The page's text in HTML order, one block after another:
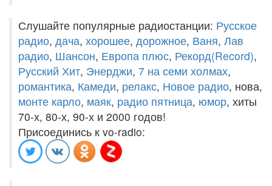
Слушайте популярные радиостанции: Русское
радио, дача, хорошее, дорожное, Ваня, Лав
радио, Шансон, Европа плюс, Рекорд(Record),
Русский Хит, Энерджи, 7 на семи холмах,
романтика, Камеди, релакс, Новое радио, нова,
монте карло, маяк, радио пятница, юмор, хиты
70-х, 80-х, 90-х и 2000 годов!
Присоединись к vo-radio: